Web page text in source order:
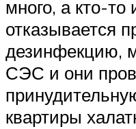
много, а кто-то
отказывается
дезинфекцию,
СЭС и они
квартиры